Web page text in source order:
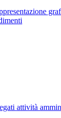
attività